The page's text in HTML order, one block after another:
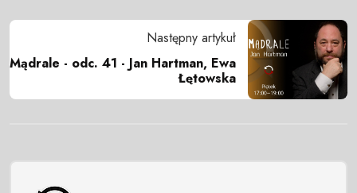
Następny artykuł
Mądrale - odc. 41 - Jan Hartman, Ewa
Łętowska